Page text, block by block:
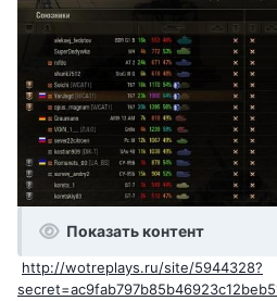
Показать контент
http://wotreplays.ru/site/5944328?